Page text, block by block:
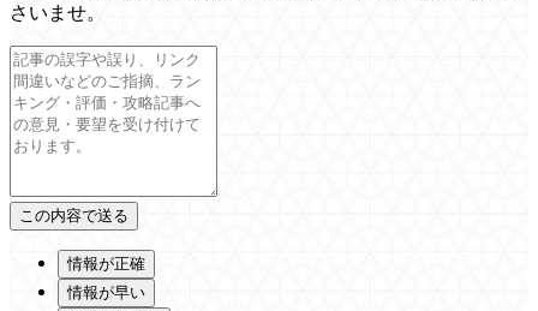
さいませ。
情報が正確
情報が早い